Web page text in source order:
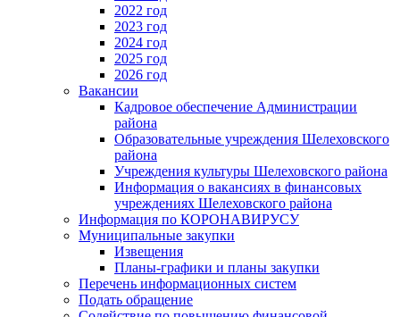
2022 год
2023 год
2024 год
2025 год
2026 год
Вакансии
Кадровое обеспечение Администрации
района
Образовательные учреждения Шелеховского
района
Учреждения культуры Шелеховского района
Информация о вакансиях в финансовых
учреждениях Шелеховского района
Информация по КОРОНАВИРУСУ
Муниципальные закупки
Извещения
Планы-графики и планы закупки
Перечень информационных систем
Подать обращение